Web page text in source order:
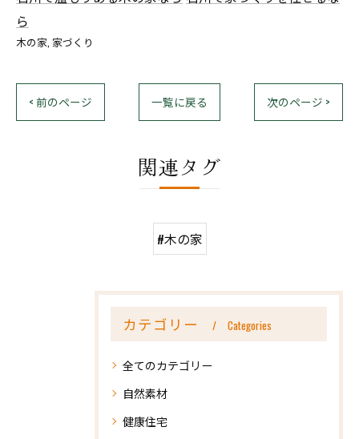
ら
木の家 家づくり
< 前のページ 一覧に戻る 次のページ >
関連タグ
#木の家
カテゴリー Categories
全てのカテゴリー
自然素材
健康住宅